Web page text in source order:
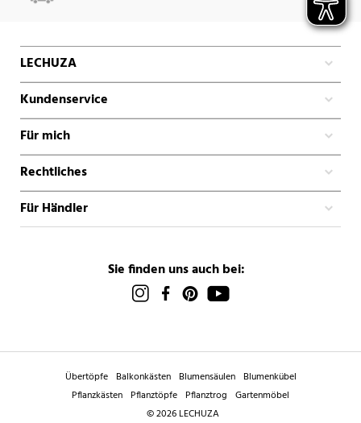
LECHUZA
Kundenservice
Für mich
Rechtliches
Für Händler
Sie finden uns auch bei:
Übertöpfe Balkonkästen Blumensäulen Blumenkübel
Pflanzkästen Pflanztöpfe Pflanztrog Gartenmöbel
© 2026 LECHUZA